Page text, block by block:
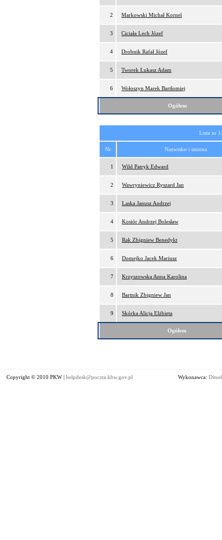
2 Markowski Michał Kornel
3 Ciciała Lech Józef
4 Drobnik Rafał Józef
5 Tworek Łukasz Adam
6 Wołoszyn Marek Bartłomiej
Ogółem
Lista nr
Nr Nazwisko i imiona
1 Wild Patryk Edward
2 Wawryniewicz Ryszard Jan
3 Laska Janusz Andrzej
4 Kosiór Andrzej Bolesław
5 Rak Zbigniew Benedykt
6 Domejko Jacek Mariusz
7 Krzyszowska Anna Karolina
8 Bartnik Zbigniew Jan
9 Skórka Alicja Elżbieta
Ogółem
Copyright © 2010 PKW | helpdesk@poczta.kbw.gov.pl Wykonawca: